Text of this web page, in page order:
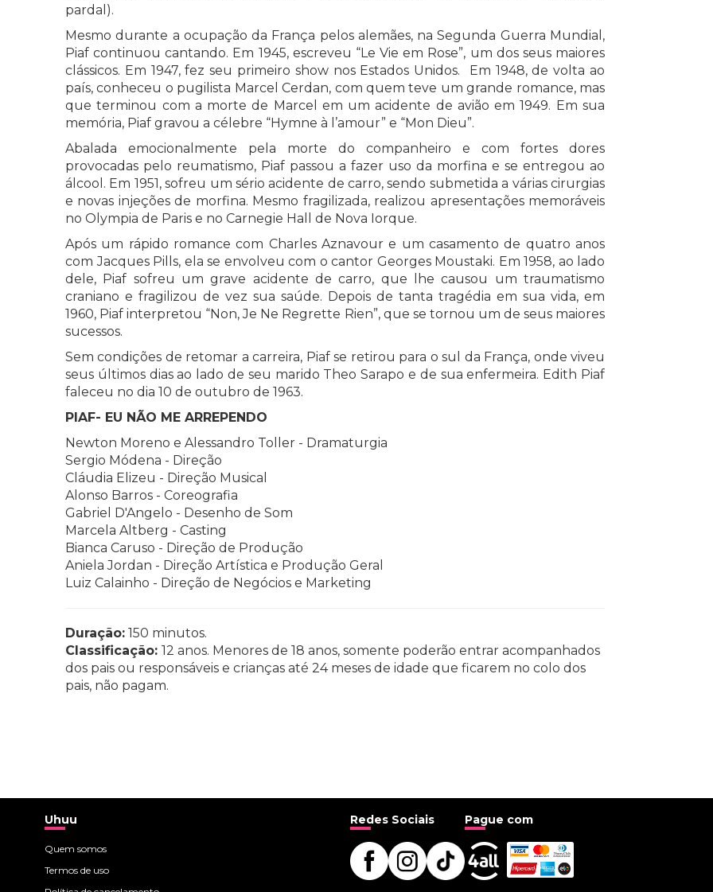
pardal).
Mesmo durante a ocupação da França pelos alemães, na Segunda Guerra Mundial,
Piaf continuou cantando. Em 1945, escreveu “Le Vie em Rose”, um dos seus maiores
clássicos. Em 1947, fez seu primeiro show nos Estados Unidos. Em 1948, de volta ao
país, conheceu o pugilista Marcel Cerdan, com quem teve um grande romance, mas
que terminou com a morte de Marcel em um acidente de avião em 1949. Em sua
memória, Piaf gravou a célebre “Hymne à l’amour” e “Mon Dieu”.
Abalada emocionalmente pela morte do companheiro e com fortes dores
provocadas pelo reumatismo, Piaf passou a fazer uso da morfina e se entregou ao
álcool. Em 1951, sofreu um sério acidente de carro, sendo submetida a várias cirurgias
e novas injeções de morfina. Mesmo fragilizada, realizou apresentações memoráveis
no Olympia de Paris e no Carnegie Hall de Nova Iorque.
Após um rápido romance com Charles Aznavour e um casamento de quatro anos
com Jacques Pills, ela se envolveu com o cantor Georges Moustaki. Em 1958, ao lado
dele, Piaf sofreu um grave acidente de carro, que lhe causou um traumatismo
craniano e fragilizou de vez sua saúde. Depois de tanta tragédia em sua vida, em
1960, Piaf interpretou “Non, Je Ne Regrette Rien”, que se tornou um de seus maiores
sucessos.
Sem condições de retomar a carreira, Piaf se retirou para o sul da França, onde viveu
seus últimos dias ao lado de seu marido Theo Sarapo e de sua enfermeira. Edith Piaf
faleceu no dia 10 de outubro de 1963.
PIAF- EU NÃO ME ARREPENDO
Newton Moreno e Alessandro Toller - Dramaturgia
Sergio Módena - Direção
Cláudia Elizeu - Direção Musical
Alonso Barros - Coreografia
Gabriel D'Angelo - Desenho de Som
Marcela Altberg - Casting
Bianca Caruso - Direção de Produção
Aniela Jordan - Direção Artística e Produção Geral
Luiz Calainho - Direção de Negócios e Marketing
Duração: 150 minutos.
Classificação: 12 anos. Menores de 18 anos, somente poderão entrar acompanhados
dos pais ou responsáveis e crianças até 24 meses de idade que ficarem no colo dos
pais, não pagam.
Uhuu
Quem somos
Termos de uso
Redes Sociais Pague com